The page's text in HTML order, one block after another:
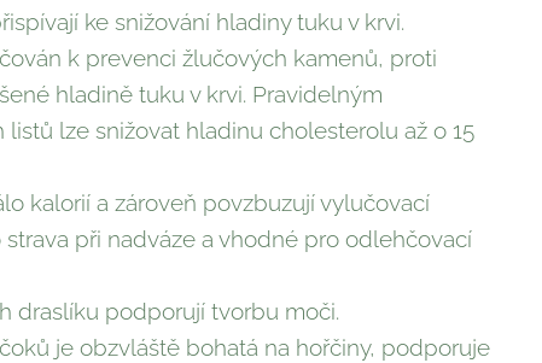
ke snižování hladiny tuku v krvi.
k prevenci žlučových kamenů, proti
hladině tuku v krvi. Pravidelným
lze snižovat hladinu cholesterolu až o 15
kalorií a zároveň povzbuzují vylučovací
strava při nadváze a vhodné pro odlehčovací
draslíku podporují tvorbu moči.
je obzvláště bohatá na hořčiny, podporuje